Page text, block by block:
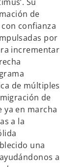
de
confianza
por
incrementar
de múltiples
de
ya en marcha
a la
una
a